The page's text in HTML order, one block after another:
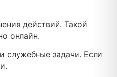
действий. Такой
онлайн.
служебные задачи. Если